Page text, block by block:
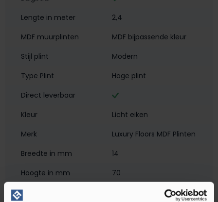
Lengte in meter
2,4
MDF muurplinten
MDF bijpassende kleur
Stijl plint
Modern
Type Plint
Hoge plint
Direct leverbaar
Kleur
Licht eiken
Merk
Luxury Floors MDF Plinten
Breedte in mm
14
Hoogte in mm
70
Materiaal